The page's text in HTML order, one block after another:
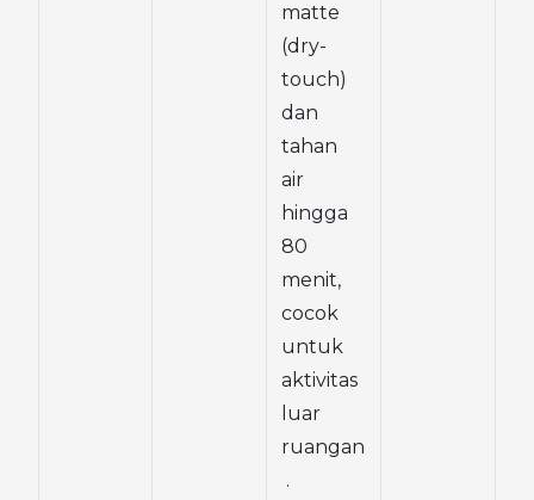
matte
(dry-
touch)
dan
tahan
air
hingga
80
menit,
cocok
untuk
aktivitas
luar
ruangan
.